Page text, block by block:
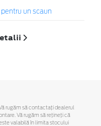
un scaun
rugăm să contactaţi dealerul
Vă rugăm să reţineţi că
valabilă în limita stocului